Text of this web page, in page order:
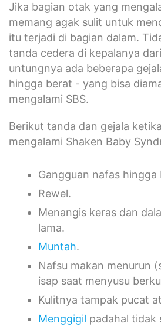
Jika bagian otak yang
memang agak sulit untuk
itu terjadi di bagian dalam.
tanda cedera di kepalanya
untungnya ada beberapa
hingga berat - yang bisa
mengalami SBS.
Berikut tanda dan gejala
mengalami Shaken Baby
Gangguan nafas
Rewel.
Menangis keras dan
lama.
Muntah.
Nafsu makan menurun
isap saat menyusu
Kulitnya tampak pucat
Menggigil padahal tidak